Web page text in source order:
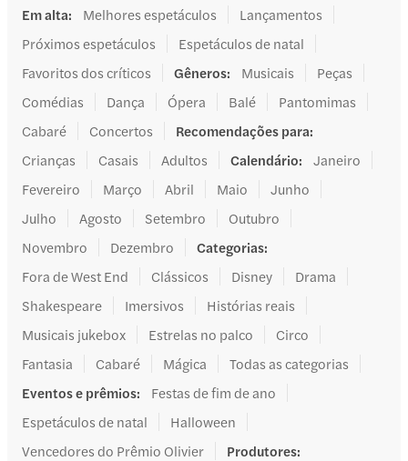
Em alta: Melhores espetáculos
Lançamentos
Próximos espetáculos
Espetáculos de natal
Favoritos dos críticos
Gêneros: Musicais
Peças
Comédias
Dança Ópera Balé
Pantomimas
Cabaré
Concertos Recomendações para:
Crianças
Casais Adultos Calendário:
Janeiro
Fevereiro
Março Abril Maio
Junho
Julho
Agosto Setembro
Outubro
Novembro
Dezembro Categorias:
Fora de West End
Clássicos Disney
Drama
Shakespeare
Imersivos
Histórias reais
Musicais jukebox
Estrelas no palco
Circo
Fantasia
Cabaré Mágica
Todas as categorias
Eventos e prêmios:
Festas de fim de ano
Espetáculos de natal
Halloween
Vencedores do Prêmio Olivier
Produtores: